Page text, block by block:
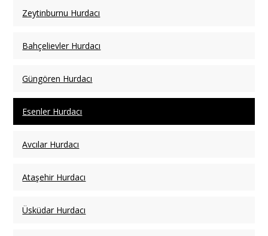
Zeytinburnu Hurdacı
Bahçelievler Hurdacı
Güngören Hurdacı
Esenler Hurdacı
Avcılar Hurdacı
Ataşehir Hurdacı
Üsküdar Hurdacı